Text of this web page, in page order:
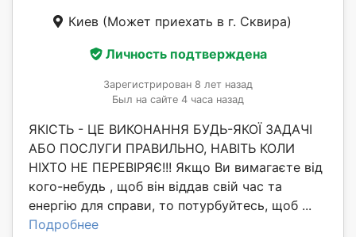
Киев (Может приехать в г. Сквирa)
Личность подтверждена
Зарегистрирован 8 лет назад
Был на сайте 4 часа назад
ЯКІСТЬ - ЦЕ ВИКОНАННЯ БУДЬ-ЯКОЇ ЗАДАЧІ
АБО ПОСЛУГИ ПРАВИЛЬНО, НАВІТЬ КОЛИ
НІХТО НЕ ПЕРЕВІРЯЄ!!! Якщо Ви вимагаєте від
кого-небудь , щоб він віддав свій час та
енергію для справи, то потурбуйтесь, щоб ...
Подробнее